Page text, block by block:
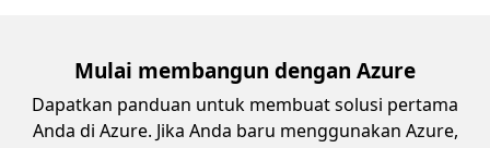
Mulai membangun dengan Azure
Dapatkan panduan untuk membuat solusi pertama
Anda di Azure. Jika Anda baru menggunakan Azure,